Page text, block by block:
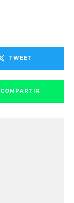
TWEET
COMPARTIR